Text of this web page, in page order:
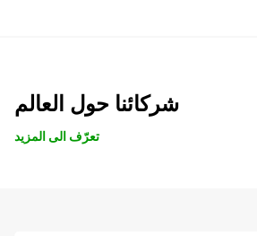
شركائنا حول العالم
تعرّف الى المزيد